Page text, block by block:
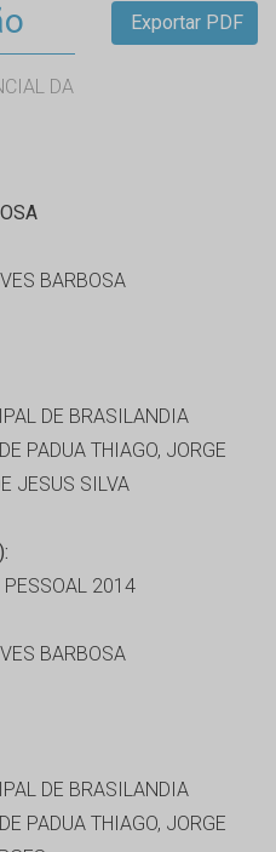
DA
Exportar PDF
BARBOSA
DE BRASILANDIA
PADUA THIAGO, JORGE
JESUS SILVA
2014
BARBOSA
DE BRASILANDIA
PADUA THIAGO, JORGE